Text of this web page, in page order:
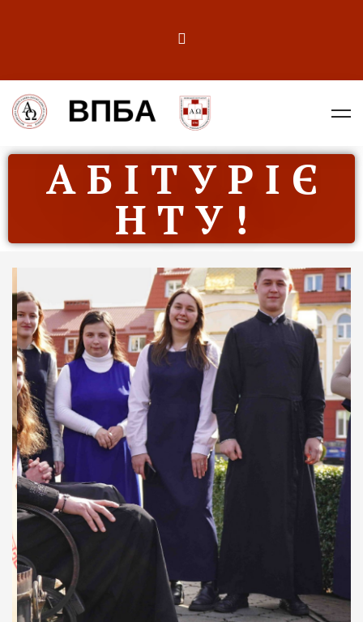
А Б І Т У Р І Є
Н Т У !
ДУХОВНО СИЛЬНІ!
ВПБА — спільнота, де
формується
покликання
Читати більше